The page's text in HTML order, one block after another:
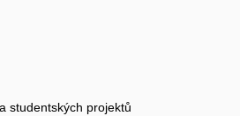
studentských projektů